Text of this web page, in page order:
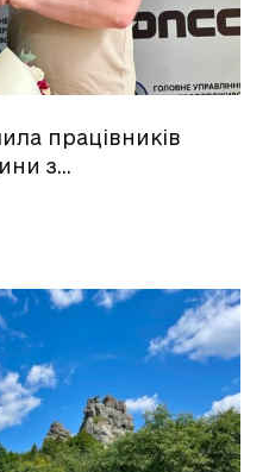
працівників
з…